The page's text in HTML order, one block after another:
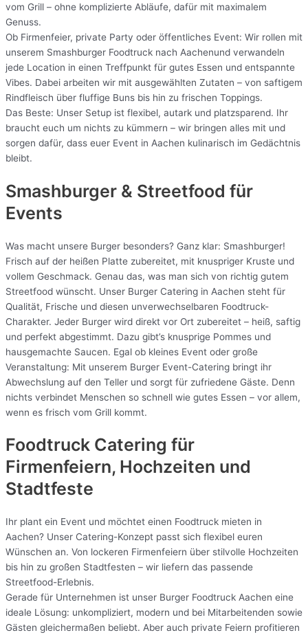
vom Grill – ohne komplizierte Abläufe, dafür mit maximalem
Genuss.
Ob Firmenfeier, private Party oder öffentliches Event: Wir rollen mit
unserem Smashburger Foodtruck nach Aachenund verwandeln
jede Location in einen Treffpunkt für gutes Essen und entspannte
Vibes. Dabei arbeiten wir mit ausgewählten Zutaten – von saftigem
Rindfleisch über fluffige Buns bis hin zu frischen Toppings.
Das Beste: Unser Setup ist flexibel, autark und platzsparend. Ihr
braucht euch um nichts zu kümmern – wir bringen alles mit und
sorgen dafür, dass euer Event in Aachen kulinarisch im Gedächtnis
bleibt.
Smashburger & Streetfood für
Events
Was macht unsere Burger besonders? Ganz klar: Smashburger!
Frisch auf der heißen Platte zubereitet, mit knuspriger Kruste und
vollem Geschmack. Genau das, was man sich von richtig gutem
Streetfood wünscht. Unser Burger Catering in Aachen steht für
Qualität, Frische und diesen unverwechselbaren Foodtruck-
Charakter. Jeder Burger wird direkt vor Ort zubereitet – heiß, saftig
und perfekt abgestimmt. Dazu gibt’s knusprige Pommes und
hausgemachte Saucen. Egal ob kleines Event oder große
Veranstaltung: Mit unserem Burger Event-Catering bringt ihr
Abwechslung auf den Teller und sorgt für zufriedene Gäste. Denn
nichts verbindet Menschen so schnell wie gutes Essen – vor allem,
wenn es frisch vom Grill kommt.
Foodtruck Catering für
Firmenfeiern, Hochzeiten und
Stadtfeste
Ihr plant ein Event und möchtet einen Foodtruck mieten in
Aachen? Unser Catering-Konzept passt sich flexibel euren
Wünschen an. Von lockeren Firmenfeiern über stilvolle Hochzeiten
bis hin zu großen Stadtfesten – wir liefern das passende
Streetfood-Erlebnis.
Gerade für Unternehmen ist unser Burger Foodtruck Aachen eine
ideale Lösung: unkompliziert, modern und bei Mitarbeitenden sowie
Gästen gleichermaßen beliebt. Aber auch private Feiern profitieren